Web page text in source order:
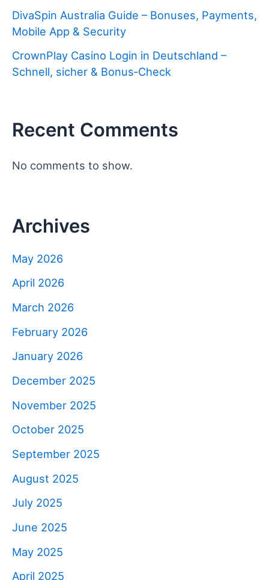
DivaSpin Australia Guide – Bonuses, Payments,
Mobile App & Security
CrownPlay Casino Login in Deutschland –
Schnell, sicher & Bonus‑Check
Recent Comments
No comments to show.
Archives
May 2026
April 2026
March 2026
February 2026
January 2026
December 2025
November 2025
October 2025
September 2025
August 2025
July 2025
June 2025
May 2025
April 2025